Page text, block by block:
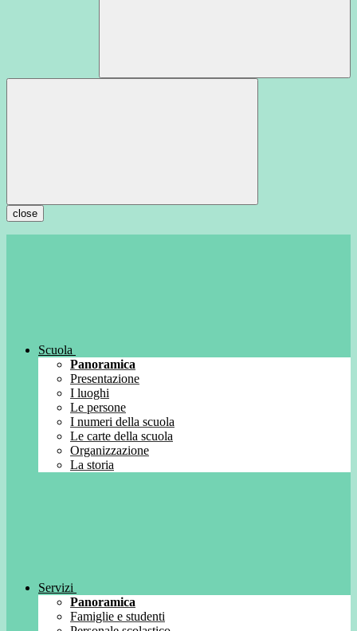
close
Scuola
Panoramica
Presentazione
I luoghi
Le persone
I numeri della scuola
Le carte della scuola
Organizzazione
La storia
Servizi
Panoramica
Famiglie e studenti